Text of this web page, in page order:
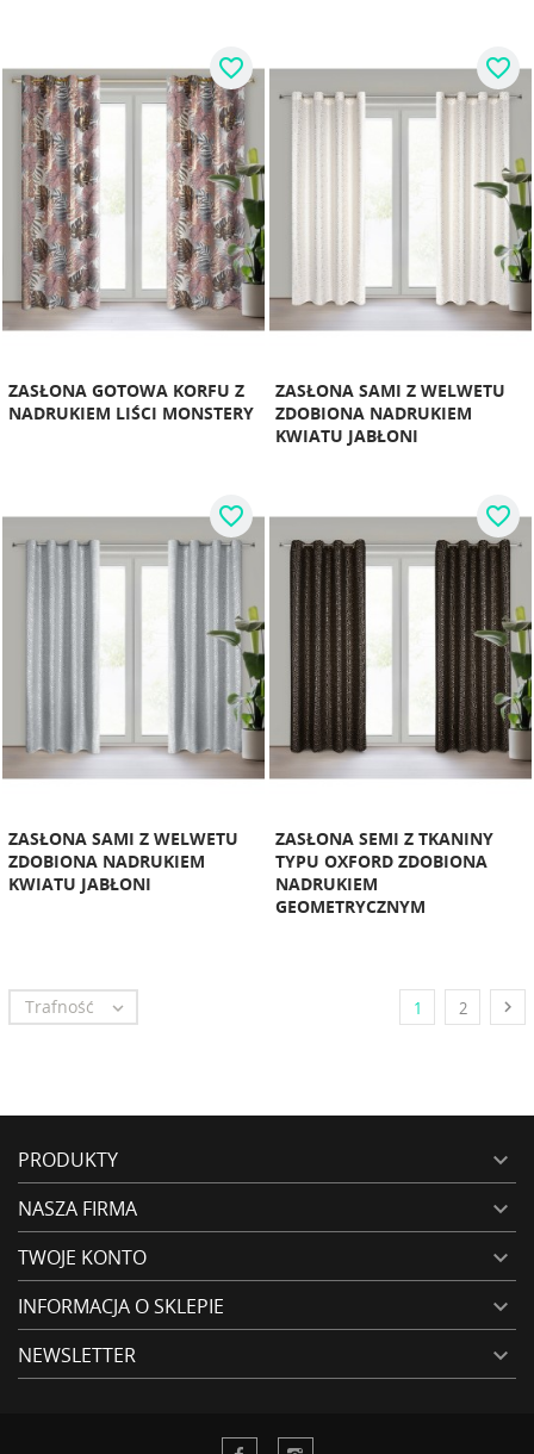
ZASŁONA GOTOWA KORFU Z
NADRUKIEM LIŚCI MONSTERY
favorite_border
ZASŁONA SAMI Z WELWETU
ZDOBIONA NADRUKIEM
KWIATU JABŁONI
favorite_border
ZASŁONA SAMI Z WELWETU
ZDOBIONA NADRUKIEM
KWIATU JABŁONI
favorite_border
ZASŁONA SEMI Z TKANINY
TYPU OXFORD ZDOBIONA
NADRUKIEM
GEOMETRYCZNYM
favorite_border
Trafność  1 2 
PRODUKTY 
NASZA FIRMA 
TWOJE KONTO 
INFORMACJA O SKLEPIE 
NEWSLETTER 